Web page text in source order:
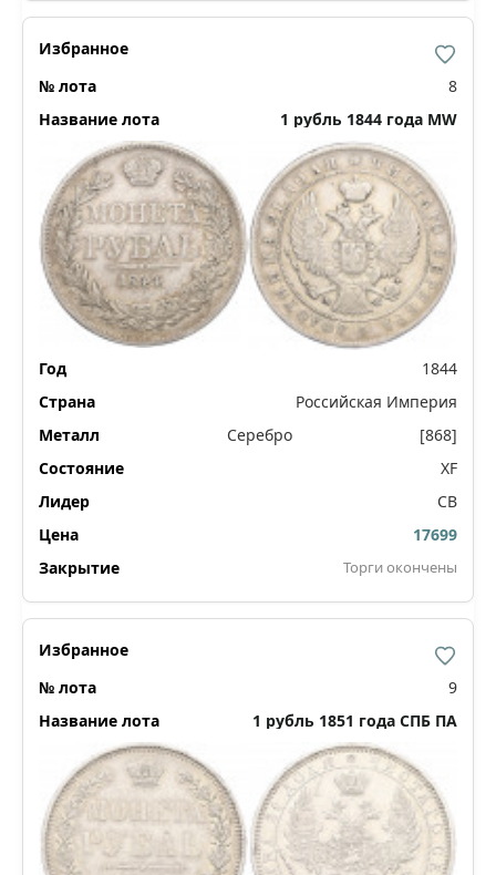
8
1 рубль 1844 года МW
1844
Российская Империя
Серебро
[868]
XF
СВ
17699
Торги окончены
9
1 рубль 1851 года СПБ ПА